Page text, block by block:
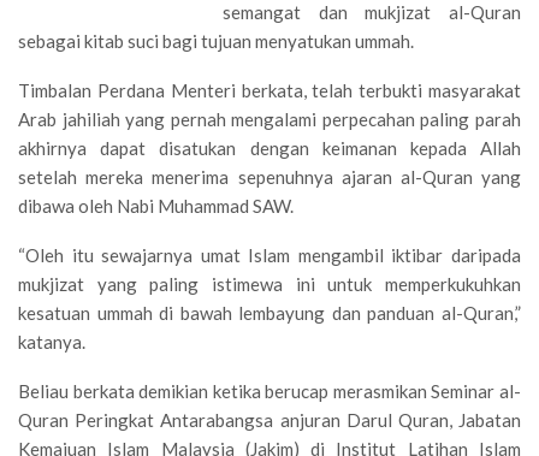
semangat dan mukjizat al-Quran
sebagai kitab suci bagi tujuan menyatukan ummah.
Timbalan Perdana Menteri berkata, telah terbukti masyarakat
Arab jahiliah yang pernah mengalami perpecahan paling parah
akhirnya dapat disatukan dengan keimanan kepada Allah
setelah mereka menerima sepenuhnya ajaran al-Quran yang
dibawa oleh Nabi Muhammad SAW.
“Oleh itu sewajarnya umat Islam mengambil iktibar daripada
mukjizat yang paling istimewa ini untuk memperkukuhkan
kesatuan ummah di bawah lembayung dan panduan al-Quran,”
katanya.
Beliau berkata demikian ketika berucap merasmikan Seminar al-
Quran Peringkat Antarabangsa anjuran Darul Quran, Jabatan
Kemajuan Islam Malaysia (Jakim) di Institut Latihan Islam